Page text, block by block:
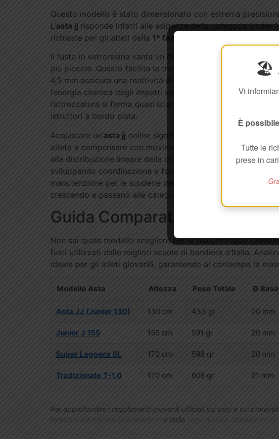
Questo modello è stato dimensionato con estrema
L’asta jj risponde infatti alle esigenze della categoria Under
richieste per gli atleti della 1ª fascia (8-10 anni)
Il fusto in vetroresina vanta un diametro alla base di soli 20
più piccole. Questo facilita la transizione del palmo e
4,5 mm assicura una reattività dinamica eccellente,
l’energia cinetica degli impatti sul cemento, impedendo la
l’attrezzatura si ferma quasi istantaneamente al suolo,
istruttori a bordo pista.
Acquistare un’asta jj online significa investire nel futuro del
atleta a compensare con movimenti innaturali della spalla,
alla distribuzione lineare della densità della fibra di vetro
sviluppando coordinazione e forza in modo simmetrico e
manutenzione per le scuderie dei rioni, rendendo questo
crescendo e passano alle categorie superiori, scopri anche
Guida Comparativa:
Non sai quale modello scegliere per la tua contrada?
fusti utilizzati dalle migliori scuole di bandiera d’Italia.
ideale per gli atleti giovanili, garantendo al contempo la
Modello Asta Altezza Peso Totale Ø Base
Asta JJ (Junior 130) 130 cm 433 gr 20 mm
Junior J 155 155 cm 591 gr 20 mm
Super Leggera SL 170 cm 598 gr 20 mm
Tradizionale T-1.0 170 cm 608 gr 21 mm
Per approfondire i regolamenti giovanili ufficiali sui pesi e sui
Federazione Italiana Sbandieratori e della Lega Italiana Sbandieratori .
🏖️
Vi
È
Tutte le
prese in